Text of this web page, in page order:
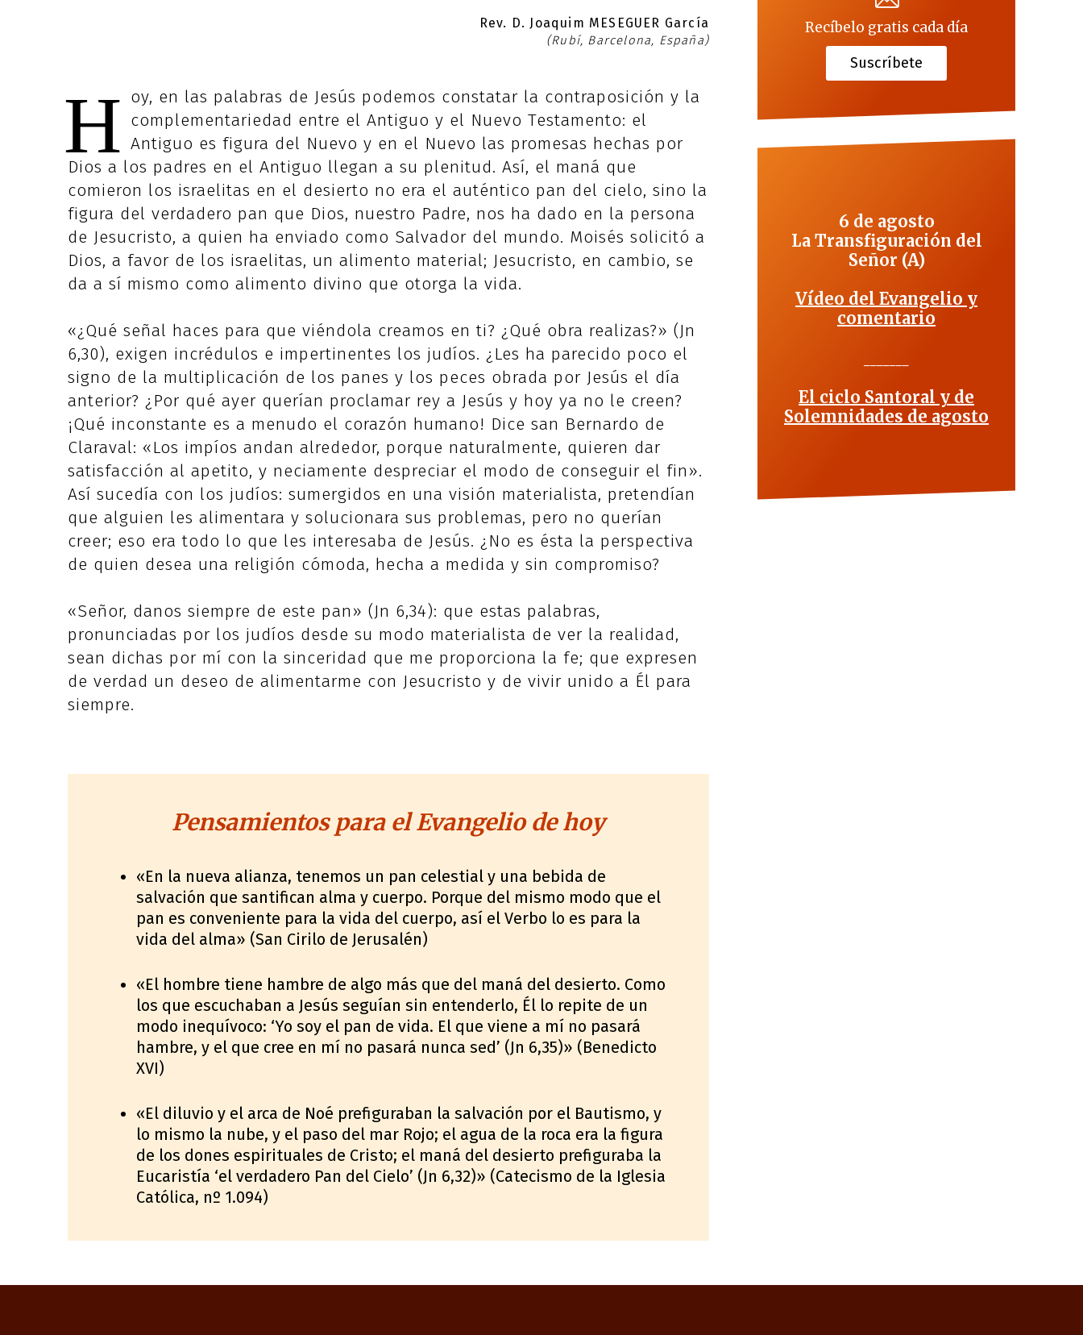
Rev. D. Joaquim MESEGUER García
(Rubí, Barcelona, España)
H oy, en las palabras de Jesús podemos constatar la contraposición y la
complementariedad entre el Antiguo y el Nuevo Testamento: el
Antiguo es figura del Nuevo y en el Nuevo las promesas hechas por
Dios a los padres en el Antiguo llegan a su plenitud. Así, el maná que
comieron los israelitas en el desierto no era el auténtico pan del cielo, sino la
figura del verdadero pan que Dios, nuestro Padre, nos ha dado en la persona
de Jesucristo, a quien ha enviado como Salvador del mundo. Moisés solicitó a
Dios, a favor de los israelitas, un alimento material; Jesucristo, en cambio, se
da a sí mismo como alimento divino que otorga la vida.
«¿Qué señal haces para que viéndola creamos en ti? ¿Qué obra realizas?» (Jn
6,30), exigen incrédulos e impertinentes los judíos. ¿Les ha parecido poco el
signo de la multiplicación de los panes y los peces obrada por Jesús el día
anterior? ¿Por qué ayer querían proclamar rey a Jesús y hoy ya no le creen?
¡Qué inconstante es a menudo el corazón humano! Dice san Bernardo de
Claraval: «Los impíos andan alrededor, porque naturalmente, quieren dar
satisfacción al apetito, y neciamente despreciar el modo de conseguir el fin».
Así sucedía con los judíos: sumergidos en una visión materialista, pretendían
que alguien les alimentara y solucionara sus problemas, pero no querían
creer; eso era todo lo que les interesaba de Jesús. ¿No es ésta la perspectiva
de quien desea una religión cómoda, hecha a medida y sin compromiso?
«Señor, danos siempre de este pan» (Jn 6,34): que estas palabras,
pronunciadas por los judíos desde su modo materialista de ver la realidad,
sean dichas por mí con la sinceridad que me proporciona la fe; que expresen
de verdad un deseo de alimentarme con Jesucristo y de vivir unido a Él para
siempre.
Pensamientos para el Evangelio de hoy
«En la nueva alianza, tenemos un pan celestial y una bebida de
salvación que santifican alma y cuerpo. Porque del mismo modo que el
pan es conveniente para la vida del cuerpo, así el Verbo lo es para la
vida del alma» (San Cirilo de Jerusalén)
«El hombre tiene hambre de algo más que del maná del desierto. Como
los que escuchaban a Jesús seguían sin entenderlo, Él lo repite de un
modo inequívoco: ‘Yo soy el pan de vida. El que viene a mí no pasará
hambre, y el que cree en mí no pasará nunca sed’ (Jn 6,35)» (Benedicto
XVI)
«El diluvio y el arca de Noé prefiguraban la salvación por el Bautismo, y
lo mismo la nube, y el paso del mar Rojo; el agua de la roca era la figura
de los dones espirituales de Cristo; el maná del desierto prefiguraba la
Eucaristía ‘el verdadero Pan del Cielo’ (Jn 6,32)» (Catecismo de la Iglesia
Católica, nº 1.094)
Recíbelo gratis cada día
Suscríbete
6 de agosto
La Transfiguración del
Señor (A)
Vídeo del Evangelio y
comentario
El ciclo Santoral y de
Solemnidades de agosto